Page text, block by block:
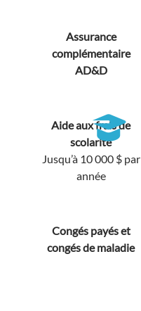
Assurance
complémentaire
AD&D
Aide aux frais de
scolarité
Jusqu’à 10 000 $ par
année
Congés payés et
congés de maladie